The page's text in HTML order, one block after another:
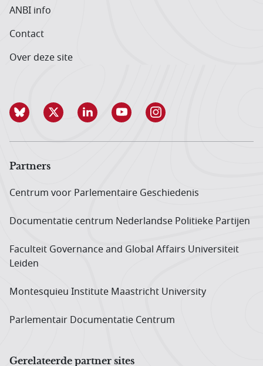
ANBI info
Contact
Over deze site
Partners
Centrum voor Parlementaire Geschiedenis
Documentatie centrum Neder­landse Politieke Partijen
Faculteit Governance and Global Affairs Universiteit
Leiden
Montesquieu Institute Maastricht University
Parlementair Documentatie Centrum
Gerelateerde partner sites